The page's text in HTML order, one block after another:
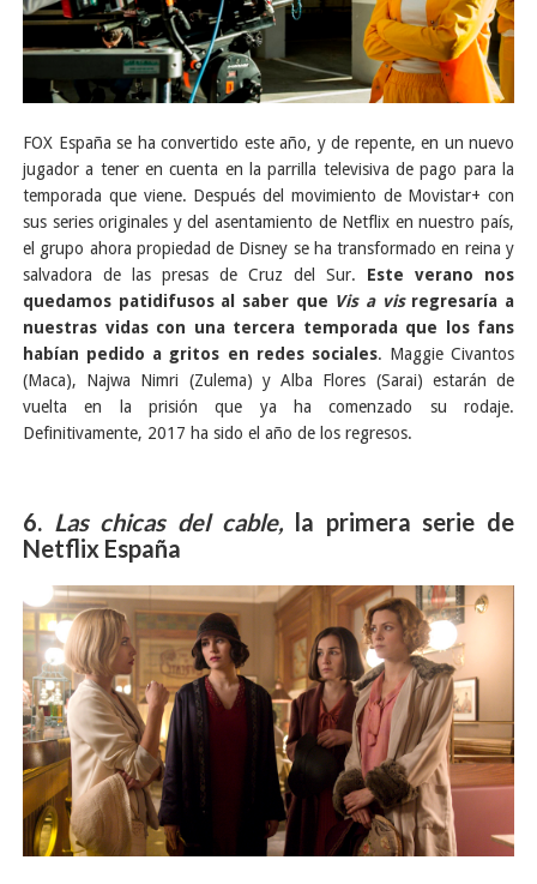
FOX España se ha convertido este año, y de repente, en un nuevo
jugador a tener en cuenta en la parrilla televisiva de pago para la
temporada que viene. Después del movimiento de Movistar+ con
sus series originales y del asentamiento de Netflix en nuestro país,
el grupo ahora propiedad de Disney se ha transformado en reina y
salvadora de las presas de Cruz del Sur. Este verano nos
quedamos patidifusos al saber que Vis a vis regresaría a
nuestras vidas con una tercera temporada que los fans
habían pedido a gritos en redes sociales. Maggie Civantos
(Maca), Najwa Nimri (Zulema) y Alba Flores (Sarai) estarán de
vuelta en la prisión que ya ha comenzado su rodaje.
Definitivamente, 2017 ha sido el año de los regresos.
6. Las chicas del cable, la primera serie de
Netflix España